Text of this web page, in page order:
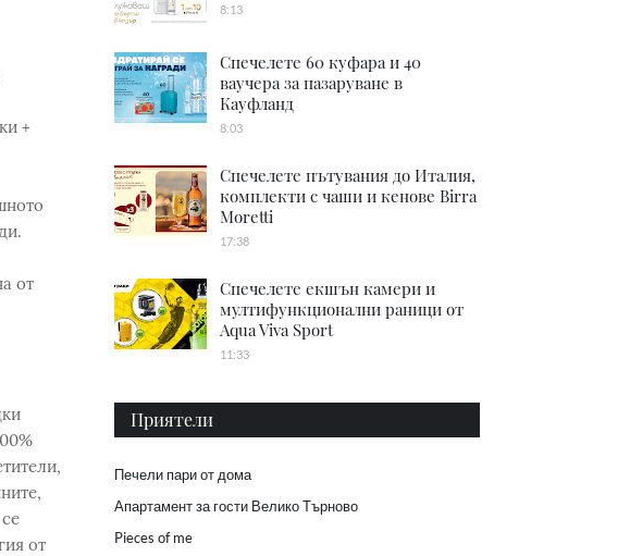
+
от
от
8:13
Спечелете 60 куфара и 40
ваучера за пазаруване в
Кауфланд
8:03
Спечелете пътувания до Италия,
комплекти с чаши и кенове Birra
Moretti
17:38
Спечелете екшън камери и
мултифункционални раници от
Aqua Viva Sport
11:33
Приятели
Печели пари от дома
Апартамент за гости Велико Търново
Pieces of me